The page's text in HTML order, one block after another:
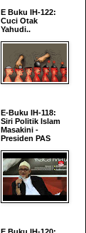
E Buku IH-122:
Cuci Otak
Yahudi..
E-Buku IH-118:
Siri Politik Islam
Masakini -
Presiden PAS